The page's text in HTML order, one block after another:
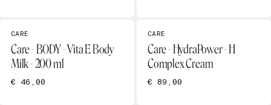
CARE
Care - BODY - Vita E Body
Milk - 200 ml
€ 46,00
CARE
Care - HydraPower - H
Complex Cream
€ 89,00